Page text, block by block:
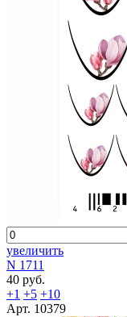
увеличить
N 1711
40 руб.
+1 +5 +10
Арт. 10379